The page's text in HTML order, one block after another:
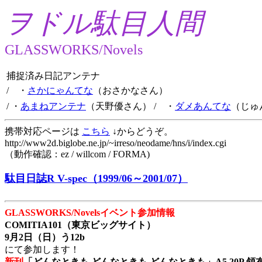
ヲドル駄目人間
GLASSWORKS/Novels
捕捉済み日記アンテナ
/ ・ さかにゃんてな （おさかなさん）
/ ・ あまねアンテナ （天野優さん） / ・ ダメあんてな （じ
携帯対応ページは こちら ↓からどうぞ。
http://www2d.biglobe.ne.jp/~irreso/neodame/hns/i/index.cgi
（動作確認：ez / willcom / FORMA)
駄目日誌R V-spec（1999/06～2001/07）
GLASSWORKS/Novelsイベント参加情報
COMITIA101（東京ビッグサイト）
9月2日（日）う12b
にて参加します！